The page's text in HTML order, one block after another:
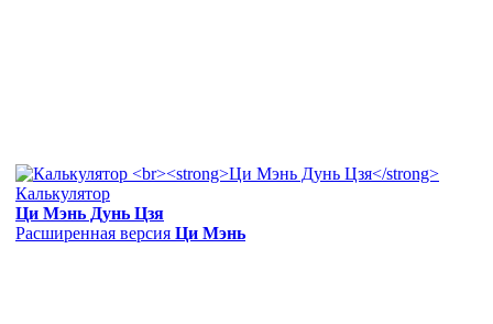
Калькулятор
Ци Мэнь Дунь Цзя
Расширенная версия Ци Мэнь